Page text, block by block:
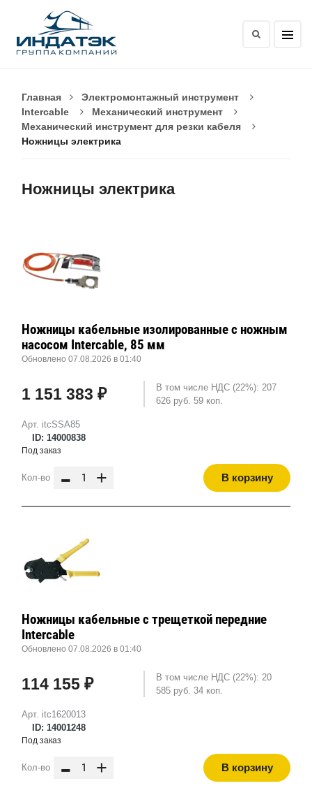
Главная
Электромонтажный инструмент
Intercable
Механический инструмент
Механический инструмент для резки кабеля
Ножницы электрика
Ножницы электрика
Арт. itcSSA85
ID: 14000838
Ножницы кабельные изолированные с ножным
насосом Intercable, 85 мм
Обновлено 07.08.2026 в 01:40
1 151 383 ₽
В том числе НДС (22%): 207
626 руб. 59 коп.
Под заказ
Кол-во - + В корзину
Арт. itc1620013
ID: 14001248
Ножницы кабельные с трещеткой передние
Intercable
Обновлено 07.08.2026 в 01:40
114 155 ₽
В том числе НДС (22%): 20
585 руб. 34 коп.
Под заказ
Кол-во - + В корзину